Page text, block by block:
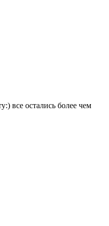
все остались более чем